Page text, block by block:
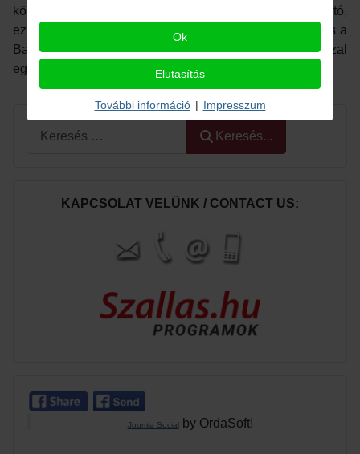
könyvtár nyitva tartási idejében ingyenesen látogatható,
ezt követően pedig a Bibliotheca Eszterhazyana, vagyis a
Barokk termünk nyitva tartási rendjéhez igazodva, azzal
együtt tekinthető meg.
Keresés...
KAPCSOLAT VELÜNK / CONTACT US:
Joomla Socialby OrdaSoft!
Ok
Elutasítás
További információ | Impresszum